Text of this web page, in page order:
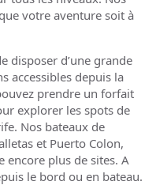
votre aventure soit à
disposer d’une grande
accessibles depuis la
prendre un forfait
explorer les spots de
Nos bateaux de
et Puerto Colon,
encore plus de sites. A
le bord ou en bateau.